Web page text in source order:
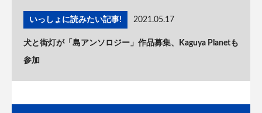
いっしょに読みたい記事! 2021.05.17
犬と街灯が「島アンソロジー」作品募集、Kaguya Planetも
参加